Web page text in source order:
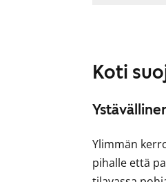
Koti
Ylimmän
pihalle että